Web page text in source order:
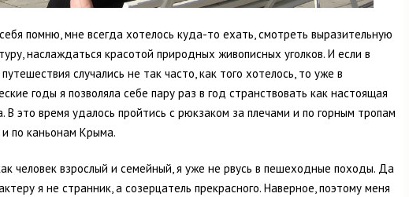
помню, мне всегда хотелось куда-то ехать, смотреть выразительную
наслаждаться красотой природных живописных уголков. И если в
случались не так часто, как того хотелось, то уже в
годы я позволяла себе пару раз в год странствовать как настоящая
В это время удалось пройтись с рюкзаком за плечами и по горным тропам
и по каньонам Крыма.
человек взрослый и семейный, я уже не рвусь в пешеходные походы. Да
я не странник, а созерцатель прекрасного. Наверное, поэтому меня